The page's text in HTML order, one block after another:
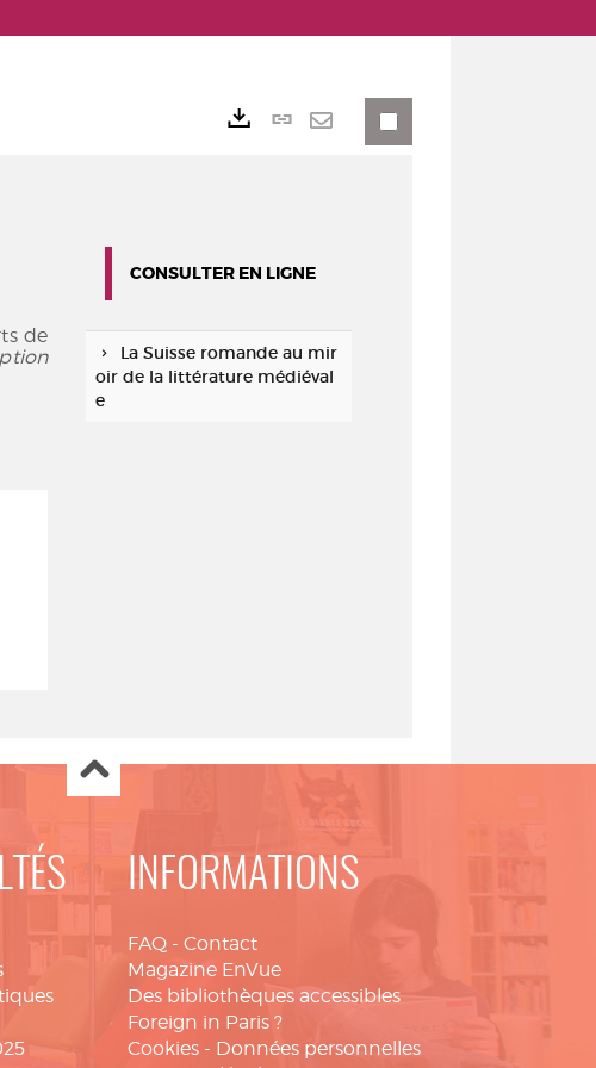
de
Lien
CONSULTER EN LIGNE
La Suisse romande au mir
oir de la littérature médiéval
e
INFORMATIONS
FAQ - Contact
Magazine EnVue
Des bibliothèques accessibles
Foreign in Paris ?
Cookies - Données personnelles